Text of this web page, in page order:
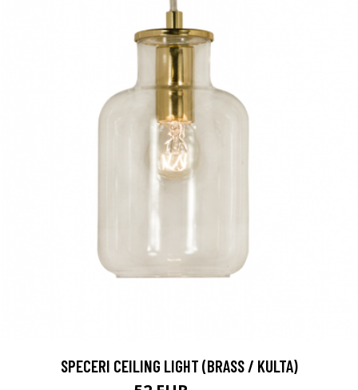
SPECERI CEILING LIGHT (BRASS / KULTA)